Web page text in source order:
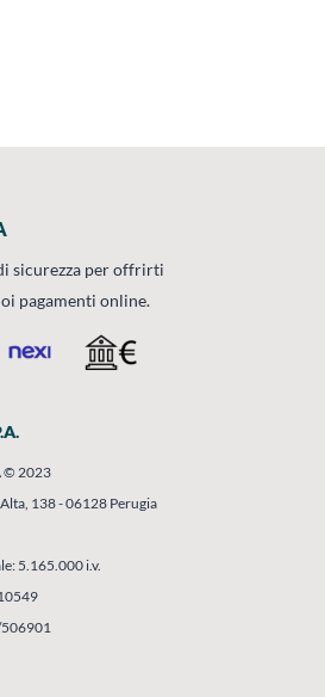
sicurezza per offrirti
pagamenti online.
© 2023
138 - 06128 Perugia
5.165.000 i.v.